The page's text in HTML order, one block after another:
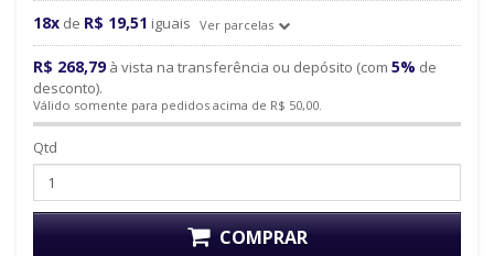
18x de R$ 19,51 iguais Ver parcelas
R$ 268,79à vista na transferência ou depósito (com 5% de
desconto).
Válido somente para pedidos acima de R$ 50,00.
Qtd
COMPRAR